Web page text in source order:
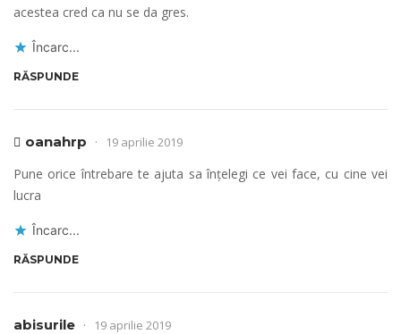
acestea cred ca nu se da gres.
Încarc...
RĂSPUNDE
oanahrp 19 aprilie 2019
Pune orice întrebare te ajuta sa înțelegi ce vei face, cu cine vei
lucra
Încarc...
RĂSPUNDE
abisurile 19 aprilie 2019